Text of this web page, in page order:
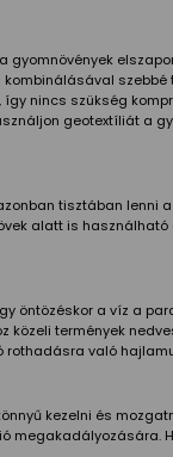
nincs szükség
geotextíliát a
tisztában lenni
alatt is
öntözéskor a víz a
termények
való
kezelni és
megakadályozására.